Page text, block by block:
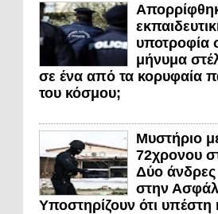
υποτροφία
μήνυμα
σε ένα από τα κορυφαία
του κόσμου;
Μυστήριο
72χρονου
Δύο
στην
Υποστηρίζουν ότι υπέστη